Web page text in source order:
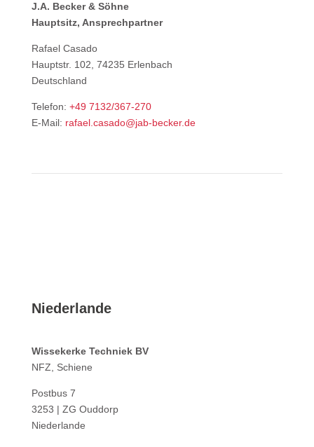
J.A. Becker & Söhne
Hauptsitz, Ansprechpartner
Rafael Casado
Hauptstr. 102, 74235 Erlenbach
Deutschland
Telefon: +49 7132/367-270
E-Mail: rafael.casado@jab-becker.de
Niederlande
Wissekerke Techniek BV
NFZ, Schiene
Postbus 7
3253 | ZG Ouddorp
Niederlande